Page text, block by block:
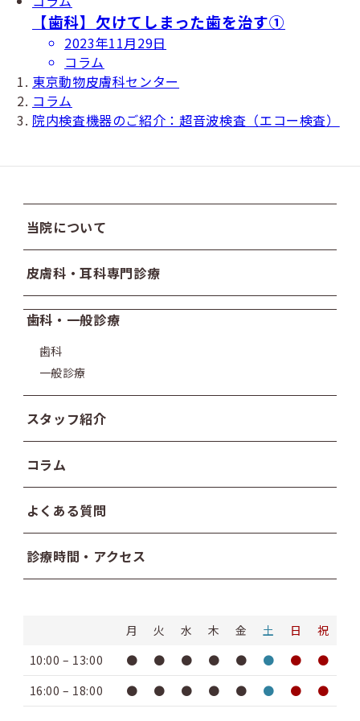
【歯科】欠けてしまった歯を治す①
投
稿
日
2023年11月29日
コラム
東京動物皮膚科センター
コラム
院内検査機器のご紹介：超音波検査（エコー検査）
月 火 水 木 金 土 日
祝
10:00 – 13:00
● ● ● ● ● ● ●
●
16:00 – 18:00
● ● ● ● ● ● ● ●
当院について
皮膚科・耳科専門診療
歯科・一般診療
歯科
一般診療
スタッフ紹介
コラム
よくある質問
診療時間・アクセス